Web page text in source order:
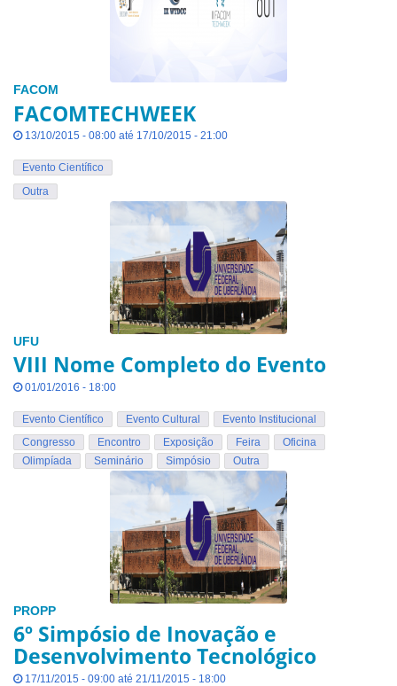
FACOM
FACOMTECHWEEK
13/10/2015 - 08:00 até 17/10/2015 - 21:00
Evento Científico
Outra
UFU
VIII Nome Completo do Evento
01/01/2016 - 18:00
Evento Científico Evento Cultural
Evento Institucional
Congresso
Encontro Exposição Feira
Oficina
Olimpíada
Seminário Simpósio Outra
PROPP
6º Simpósio de Inovação e
Desenvolvimento Tecnológico
17/11/2015 - 09:00 até 21/11/2015 - 18:00